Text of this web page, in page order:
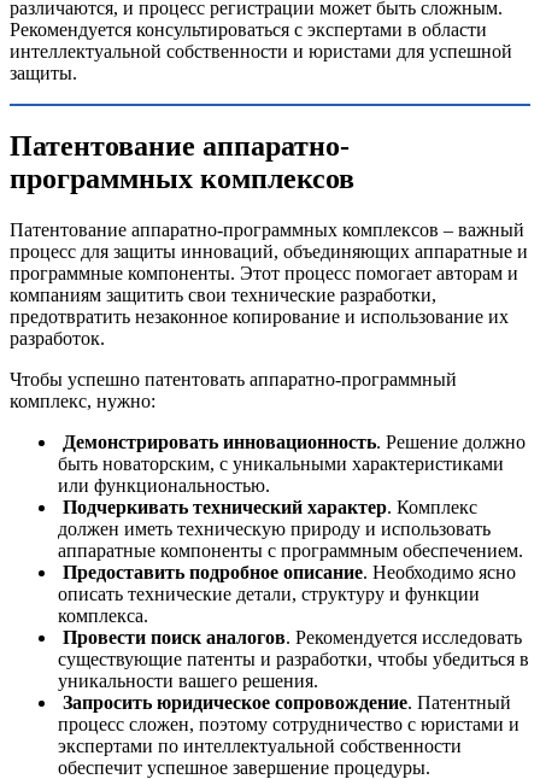
различаются, и процесс регистрации может быть сложным.
Рекомендуется консультироваться с экспертами в области
интеллектуальной собственности и юристами для успешной
защиты.
Патентование аппаратно-
программных комплексов
Патентование аппаратно-программных комплексов – важный
процесс для защиты инноваций, объединяющих аппаратные и
программные компоненты. Этот процесс помогает авторам и
компаниям защитить свои технические разработки,
предотвратить незаконное копирование и использование их
разработок.
Чтобы успешно патентовать аппаратно-программный
комплекс, нужно:
Демонстрировать инновационность. Решение должно
быть новаторским, с уникальными характеристиками
или функциональностью.
Подчеркивать технический характер. Комплекс
должен иметь техническую природу и использовать
аппаратные компоненты с программным обеспечением.
Предоставить подробное описание. Необходимо ясно
описать технические детали, структуру и функции
комплекса.
Провести поиск аналогов. Рекомендуется исследовать
существующие патенты и разработки, чтобы убедиться в
уникальности вашего решения.
Запросить юридическое сопровождение. Патентный
процесс сложен, поэтому сотрудничество с юристами и
экспертами по интеллектуальной собственности
обеспечит успешное завершение процедуры.